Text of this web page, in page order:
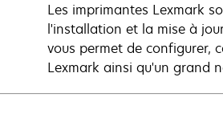
Les imprimantes Lexmark
l'installation et la mise à
vous permet de configurer,
Lexmark ainsi qu'un grand